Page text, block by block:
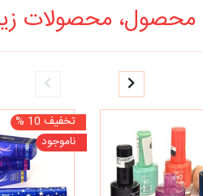
محصول، محصولات
تخفیف 10 %
ناموجود